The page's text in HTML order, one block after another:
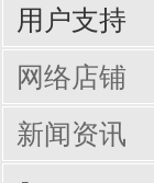
输入周边设备
网线/线缆
电脑配件
手机/平板配件
桌子
椅子
商业办公
用户支持
驱动/说明书下载
Q&A（常见问题）
网络店铺
新闻资讯